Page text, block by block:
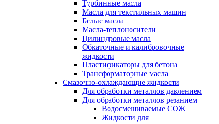
Турбинные масла
Масла для текстильных машин
Белые масла
Масла-теплоносители
Цилиндровые масла
Обкаточные и калибровочные
жидкости
Пластификаторы для бетона
Трансформаторные масла
Смазочно-охлаждающие жидкости
Для обработки металлов давлением
Для обработки металлов резанием
Водосмешиваемые СОЖ
Жидкости для